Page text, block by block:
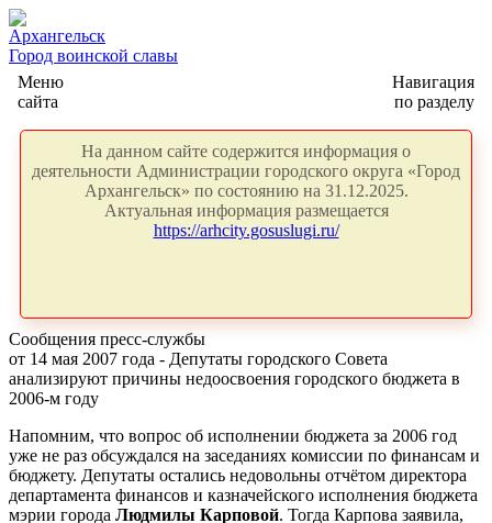
Архангельск
Город воинской славы
Меню
сайта
Навигация
по разделу
На данном сайте содержится информация о
деятельности Администрации городского округа «Город
Архангельск» по состоянию на 31.12.2025.
Актуальная информация размещается
https://arhcity.gosuslugi.ru/
Сообщения пресс-службы
от 14 мая 2007 года - Депутаты городского Совета
анализируют причины недоосвоения городского бюджета в
2006-м году
Напомним, что вопрос об исполнении бюджета за 2006 год
уже не раз обсуждался на заседаниях комиссии по финансам и
бюджету. Депутаты остались недовольны отчётом директора
департамента финансов и казначейского исполнения бюджета
мэрии города Людмилы Карповой. Тогда Карпова заявила,